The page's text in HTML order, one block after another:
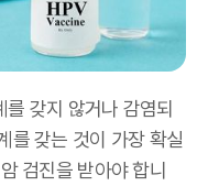
갖지 않거나 감염되
를 갖는 것이 가장 확실
검진을 받아야 합니